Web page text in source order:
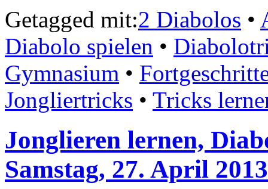
Getagged mit:2 Diabolos •
Diabolo spielen •
Gymnasium •
Jongliertricks • Tricks
Jonglieren lernen,
Samstag, 27. April 2013